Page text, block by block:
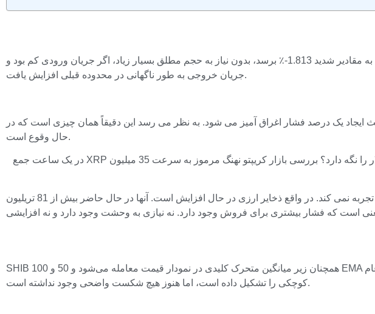
یک خط پایه کوچک می تواند باعث انفجار معیارهای جریان مبتنی بر درصد شود. درصد تغییر حاصل می تواند به مقادیر شدید 1.813-٪ برسد، بدون نیاز به حجم مطلق بسیار زیاد، اگر جریان ورودی کم بود و
جریان خروجی به طور ناگهانی در محدوده قبلی افزایش یافت.
یک درصد فشار اغراق آمیز می شود. به نظر می رسد این دقیقاً همان چیزی است که در
حال وقوع است.
XRP تله خرس را راه اندازی کرد، Shiba Inu Bull Market تایید شد. اگر این اتفاق بیفتد، اتریوم می تواند 2000 دلار را نگه دارد؟ بررسی بازار کریپتو نهنگ مرموز به سرعت 35 میلیون XRP در یک ساعت جمع
با نگاهی به داده های بازار گسترده تر، شیبا اینو سقوط سیستمیک ناگهانی در این رقم را تجربه نمی کند. در واقع ذخایر ارزی در حال افزایش است. آنها در حال حاضر بیش از 81 تریلیون SHIB هستند که نشان
SHIB همچنان زیر میانگین متحرک کلیدی در نمودار قیمت معامله می‌شود و 50 و 100 EMA به عنوان مقاومت پویا عمل می‌کنند. این دارایی اخیراً در تلاش برای تثبیت پس از کاهش طولانی مدت، ساختار ادغام
کوچکی را تشکیل داده است، اما هنوز هیچ شکست واضحی وجود نداشته است.